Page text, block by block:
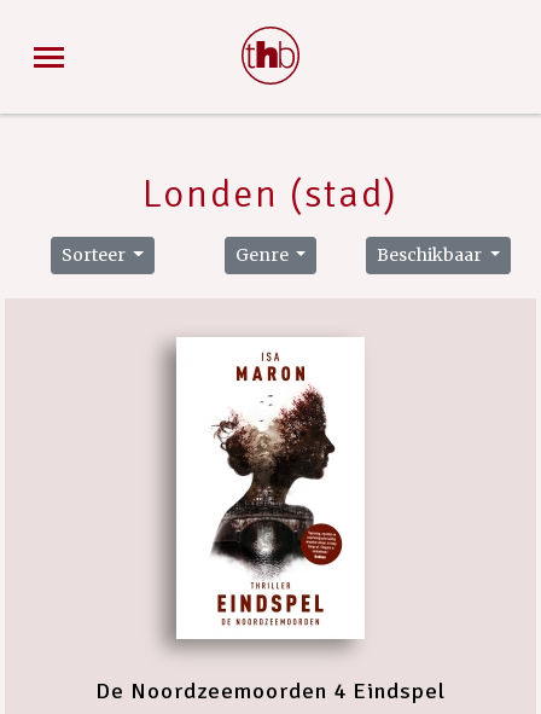
Londen (stad)
Sorteer Genre Beschikbaar
De Noordzeemoorden 4 Eindspel